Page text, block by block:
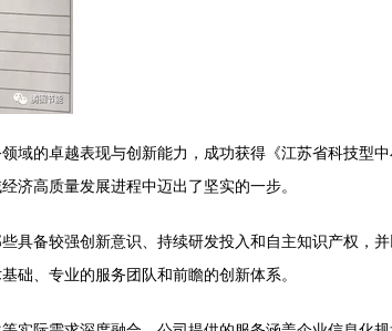
域的卓越表现与创新能力，成功获得《江苏省科技型
济高质量发展进程中迈出了坚实的一步。
具备较强创新意识、持续研发投入和自主知识产权，
、专业的服务团队和前瞻的创新体系。